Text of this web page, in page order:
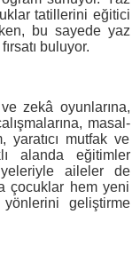
tatillerini eğitici
bu sayede yaz
buluyor.
zekâ oyunlarına,
masal-
yaratıcı mutfak ve
alanda eğitimler
aileler de
çocuklar hem yeni
geliştirme